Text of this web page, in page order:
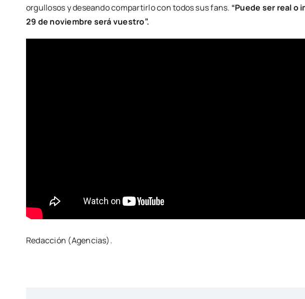
orgullosos y deseando compartirlo con todos sus fans. “Puede ser real o
29 de noviembre será vuestro”.
Redacción (Agencias).